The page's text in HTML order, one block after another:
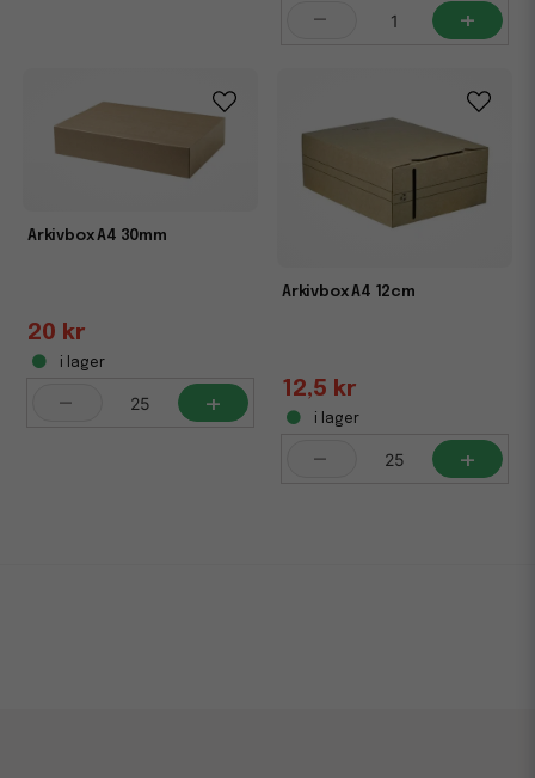
- +
Arkivbox A4 30mm
20 kr
i lager
- +
Arkivbox A4 12cm
12,5 kr
i lager
- +